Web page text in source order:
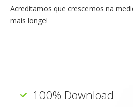
Acreditamos que crescemos na
mais longe!
100% Download